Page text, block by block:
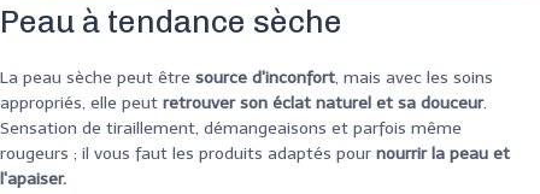
Peau à tendance sèche
La peau sèche peut être source d'inconfort, mais avec les soins
appropriés, elle peut retrouver son éclat naturel et sa douceur.
Sensation de tiraillement, démangeaisons et parfois même
rougeurs ; il vous faut les produits adaptés pour nourrir la peau et
l'apaiser.